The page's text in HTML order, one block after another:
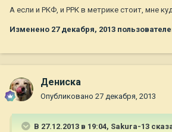
А если и РКФ, и РРК в метрике стоит, мне
Изменено 27 декабря, 2013
Дениска
Опубликовано 27 декабря, 2013
В 27.12.2013 в 19:04, Sakura-13